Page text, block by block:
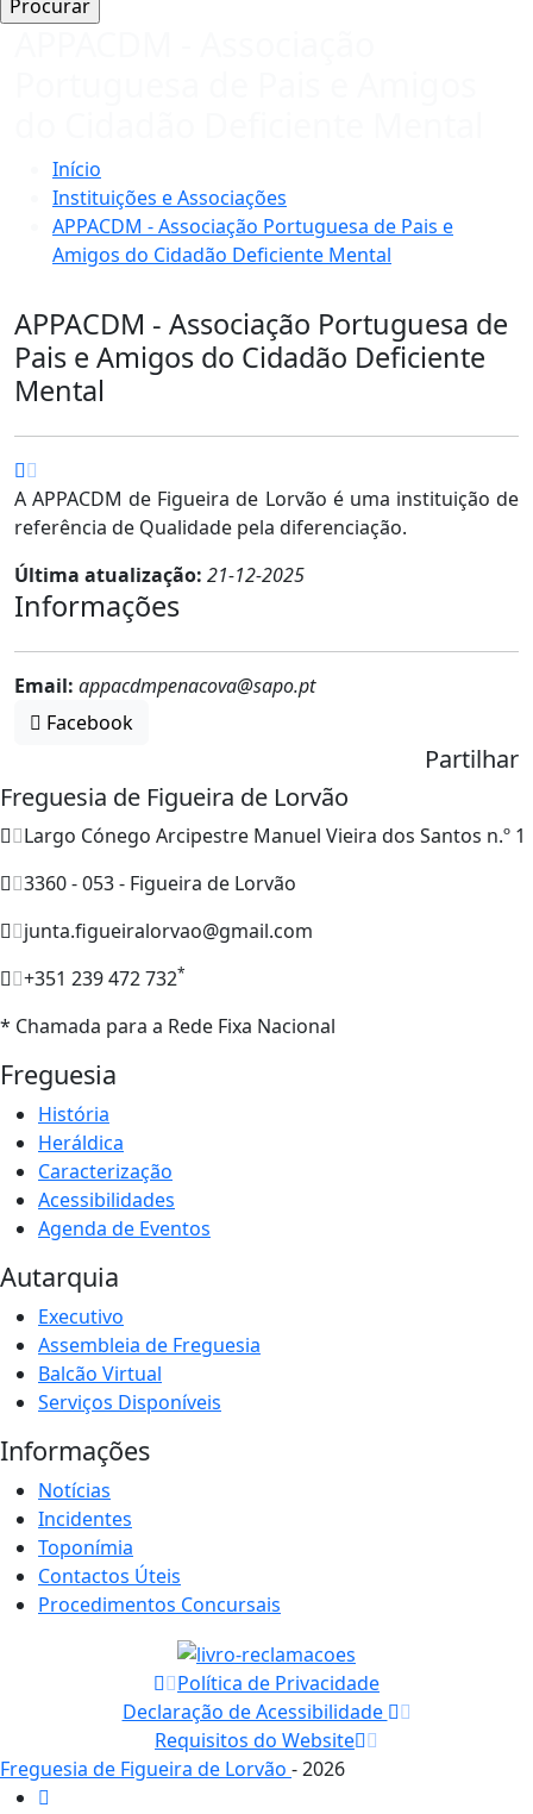
Início
Instituições e Associações
APPACDM - Associação Portuguesa de Pais e
Amigos do Cidadão Deficiente Mental
APPACDM - Associação Portuguesa de
Pais e Amigos do Cidadão Deficiente
Mental
A APPACDM de Figueira de Lorvão é uma instituição de
referência de Qualidade pela diferenciação.
Última atualização: 21-12-2025
Informações
Email: appacdmpenacova@sapo.pt
Facebook
Partilhar
Freguesia de Figueira de Lorvão
Largo Cónego Arcipestre Manuel Vieira dos Santos n.º 1
3360 - 053 - Figueira de Lorvão
junta.figueiralorvao@gmail.com
+351 239 472 732*
* Chamada para a Rede Fixa Nacional
Freguesia
História
Heráldica
Caracterização
Acessibilidades
Agenda de Eventos
Autarquia
Executivo
Assembleia de Freguesia
Balcão Virtual
Serviços Disponíveis
Informações
Notícias
Incidentes
Toponímia
Contactos Úteis
Procedimentos Concursais
Política de Privacidade
Declaração de Acessibilidade
Requisitos do Website
Freguesia de Figueira de Lorvão - 2026